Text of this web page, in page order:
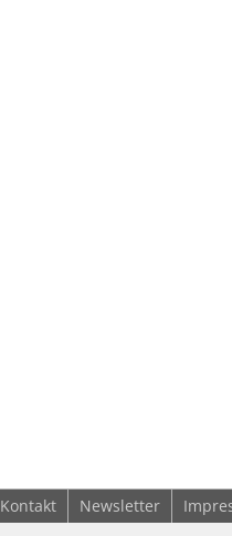
Kontakt Newsletter